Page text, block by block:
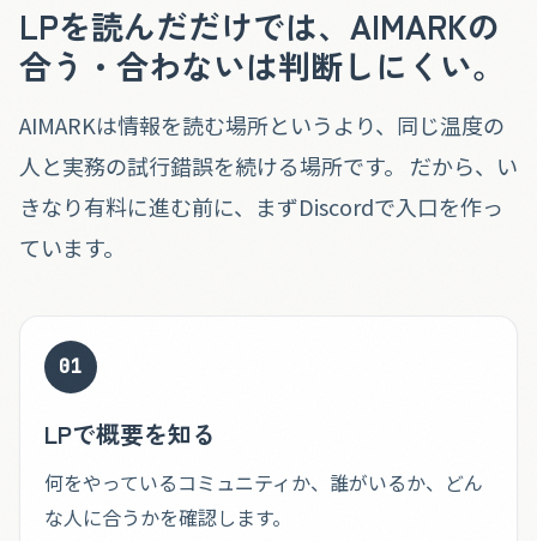
LPを読んだだけでは、AIMARKの
合う・合わないは判断しにくい。
AIMARKは情報を読む場所というより、同じ温度の
人と実務の試行錯誤を続ける場所です。 だから、い
きなり有料に進む前に、まずDiscordで入口を作っ
ています。
01
LPで概要を知る
何をやっているコミュニティか、誰がいるか、どん
な人に合うかを確認します。